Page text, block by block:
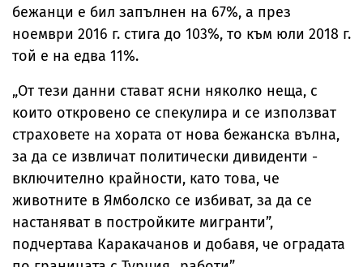
бежанци е бил запълнен на 67%, а през
ноември 2016 г. стига до 103%, то към юли 2018 г.
той е на едва 11%.
„От тези данни стават ясни няколко неща, с
които откровено се спекулира и се използват
страховете на хората от нова бежанска вълна,
за да се извличат политически дивиденти -
включително крайности, като това, че
животните в Ямболско се избиват, за да се
настаняват в постройките мигранти”,
подчертава Каракачанов и добавя, че оградата